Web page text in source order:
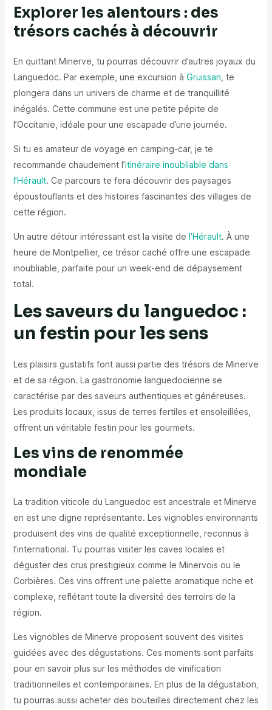
Explorer les alentours : des
trésors cachés à découvrir
En quittant Minerve, tu pourras découvrir d’autres joyaux du
Languedoc. Par exemple, une excursion à Gruissan , te
plongera dans un univers de charme et de tranquillité
inégalés. Cette commune est une petite pépite de
l’Occitanie, idéale pour une escapade d’une journée.
Si tu es amateur de voyage en camping-car, je te
recommande chaudement l’itinéraire inoubliable dans
l’Hérault. Ce parcours te fera découvrir des paysages
époustouflants et des histoires fascinantes des villages de
cette région.
Un autre détour intéressant est la visite de l’Hérault. À une
heure de Montpellier, ce trésor caché offre une escapade
inoubliable, parfaite pour un week-end de dépaysement
total.
Les saveurs du languedoc :
un festin pour les sens
Les plaisirs gustatifs font aussi partie des trésors de Minerve
et de sa région. La gastronomie languedocienne se
caractérise par des saveurs authentiques et généreuses.
Les produits locaux, issus de terres fertiles et ensoleillées,
offrent un véritable festin pour les gourmets.
Les vins de renommée
mondiale
La tradition viticole du Languedoc est ancestrale et Minerve
en est une digne représentante. Les vignobles environnants
produisent des vins de qualité exceptionnelle, reconnus à
l’international. Tu pourras visiter les caves locales et
déguster des crus prestigieux comme le Minervois ou le
Corbières. Ces vins offrent une palette aromatique riche et
complexe, reflétant toute la diversité des terroirs de la
région.
Les vignobles de Minerve proposent souvent des visites
guidées avec des dégustations. Ces moments sont parfaits
pour en savoir plus sur les méthodes de vinification
traditionnelles et contemporaines. En plus de la dégustation,
tu pourras aussi acheter des bouteilles directement chez les